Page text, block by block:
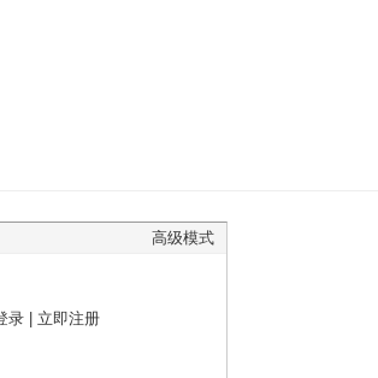
高级模式
录| 立即注册